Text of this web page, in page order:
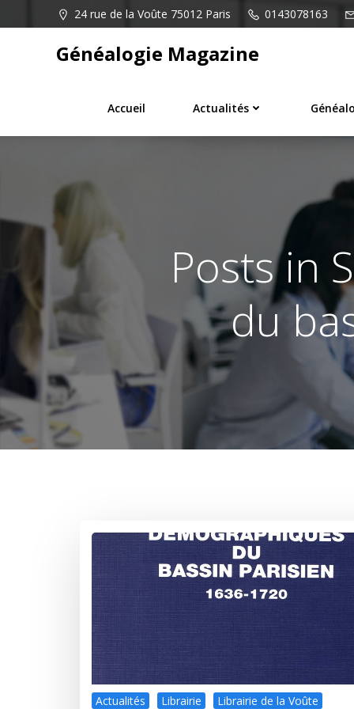
au
24 rue de la Voûte 75012 Paris 0143078163
Généalogie Magazine
Accueil Actualités
Posts in
du
Actualités Librairie
Librairie de la Voûte